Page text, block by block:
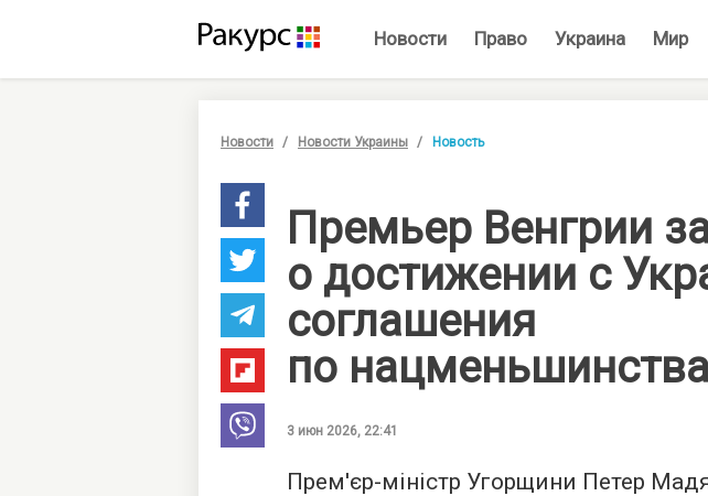
Новости Право Украина Мир
Новости Новости Украины Новость
Премьер Венгрии
о достижении с
соглашения
по
3 июн 2026, 22:41
Прем'єр-міністр Угорщини Петер